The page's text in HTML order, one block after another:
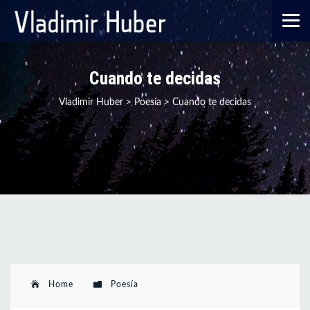
Cuando te decidas
Vladimir Huber > Poesía > Cuando te decidas
Home Poesía